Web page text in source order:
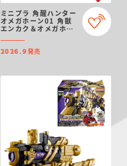
ミニプラ 角醒ハンター
オメガホーン01 角獣
エンカク＆オメガホー
ガホーン セット
2026.9発売